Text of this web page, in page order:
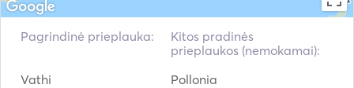
Pagrindinė prieplauka:
Vathi
Kitos pradinės
prieplaukos (nemokamai):
Pollonia